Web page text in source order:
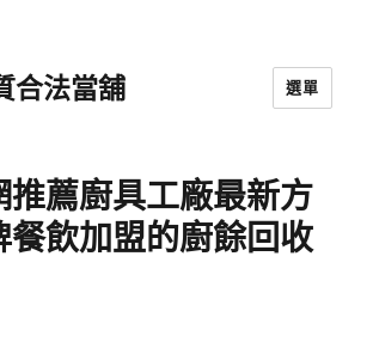
合法當舖 選單
推薦廚具工廠最新方
餐飲加盟的廚餘回收